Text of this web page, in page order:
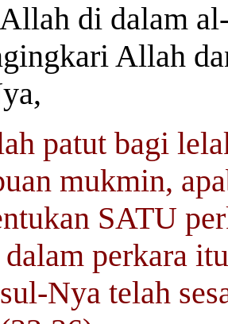
di dalam
Allah
patut bagi
mukmin,
SATU
perkara
Nya telah